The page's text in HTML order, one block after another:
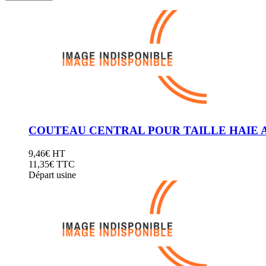
Attache Rapide - Coupleur Klac
Attache Rapide - Coupleur CANGINI (MBI)
TRONÇONNEUSES À DISQUE HUSQVARNA
Tronçonneuses à Disque
Pièces d'usure pour engins
Kit Axes & Bagues de Godet
Kit Axes & Bagues Pied de Fleche
Kit Axes & Bagues - Bras complet
Goupilles & Clips
DENTS & PIECES D'USURE DE GODET
Attache Rapide Coupleur Mécanique 2 Axes
Attache Rapide - Coupleur Klac
Attache Rapide - Coupleur CANGINI (MBI)
COMPACTEURS HUSQVARNA
Pièces Compacteurs
TRONÇONNEUSES À DISQUE HUSQVARNA
Kit Axes & Bagues de Godet
Kit Axes & Bagues Pied de Fleche
Kit Axes & Bagues - Bras complet
Axes
Goupilles & Clips
DENTS & PIECES D'USURE DE GODET
COUTEAU CENTRAL POUR TAILLE HAIE
9,46€ HT
11,35€ TTC
Départ usine